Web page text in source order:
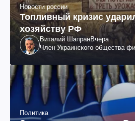
Новости россии
Топливный кризис
хозяйству РФ
Виталий ШапранВчера
Член Украинского общества
Политика